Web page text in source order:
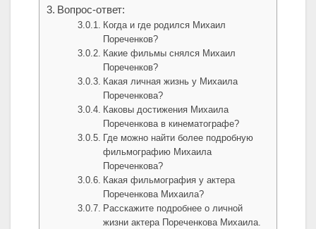
Вопрос-ответ:
Когда и где родился Михаил
Пореченков?
Какие фильмы снялся Михаил
Пореченков?
Какая личная жизнь у Михаила
Пореченкова?
Каковы достижения Михаила
Пореченкова в кинематографе?
Где можно найти более подробную
фильмографию Михаила
Пореченкова?
Какая фильмография у актера
Пореченкова Михаила?
Расскажите подробнее о личной
жизни актера Пореченкова Михаила.